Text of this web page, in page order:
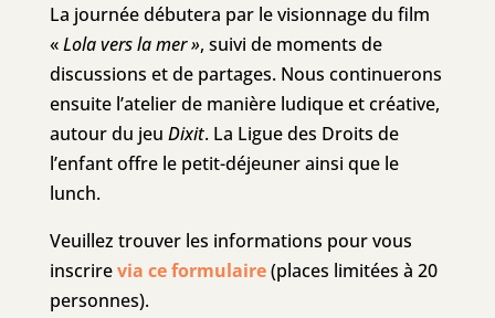
La journée débutera par le visionnage du film
«Lola vers la mer », suivi de moments de
discussions et de partages. Nous continuerons
ensuite l’atelier de manière ludique et créative,
autour du jeu Dixit. La Ligue des Droits de
l’enfant offre le petit-déjeuner ainsi que le
lunch.
Veuillez trouver les informations pour vous
inscrirevia ce formulaire(places limitées à 20
personnes).